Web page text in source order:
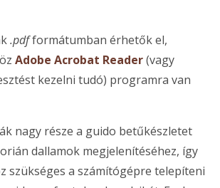
.pdfformátumban érhetők el,
Adobe Acrobat Reader(vagy
kezelni tudó) programra van
nagy része a guido betűkészletet
dallamok megjelenítéséhez, így
szükséges a számítógépre telepíteni